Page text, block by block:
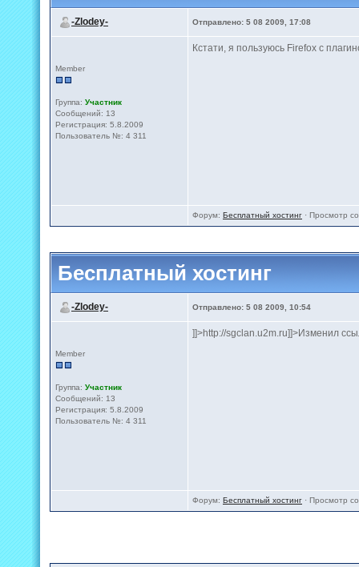
-Zlodey- Отправлено: 5 08 2009, 17:08
Member
Группа: Участник
Сообщений: 13
Регистрация: 5.8.2009
Пользователь №: 4 311
Кстати, я пользуюсь Firefox с
Форум: Бесплатный хостинг · Просмотр
Бесплатный хостинг
-Zlodey- Отправлено: 5 08 2009, 10:54
Member
Группа: Участник
Сообщений: 13
Регистрация: 5.8.2009
Пользователь №: 4 311
]]>http://sgclan.u2m.ru]]>Изменил
Форум: Бесплатный хостинг · Просмотр